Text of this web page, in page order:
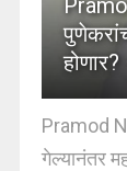
Pramod
गेल्यानंतर